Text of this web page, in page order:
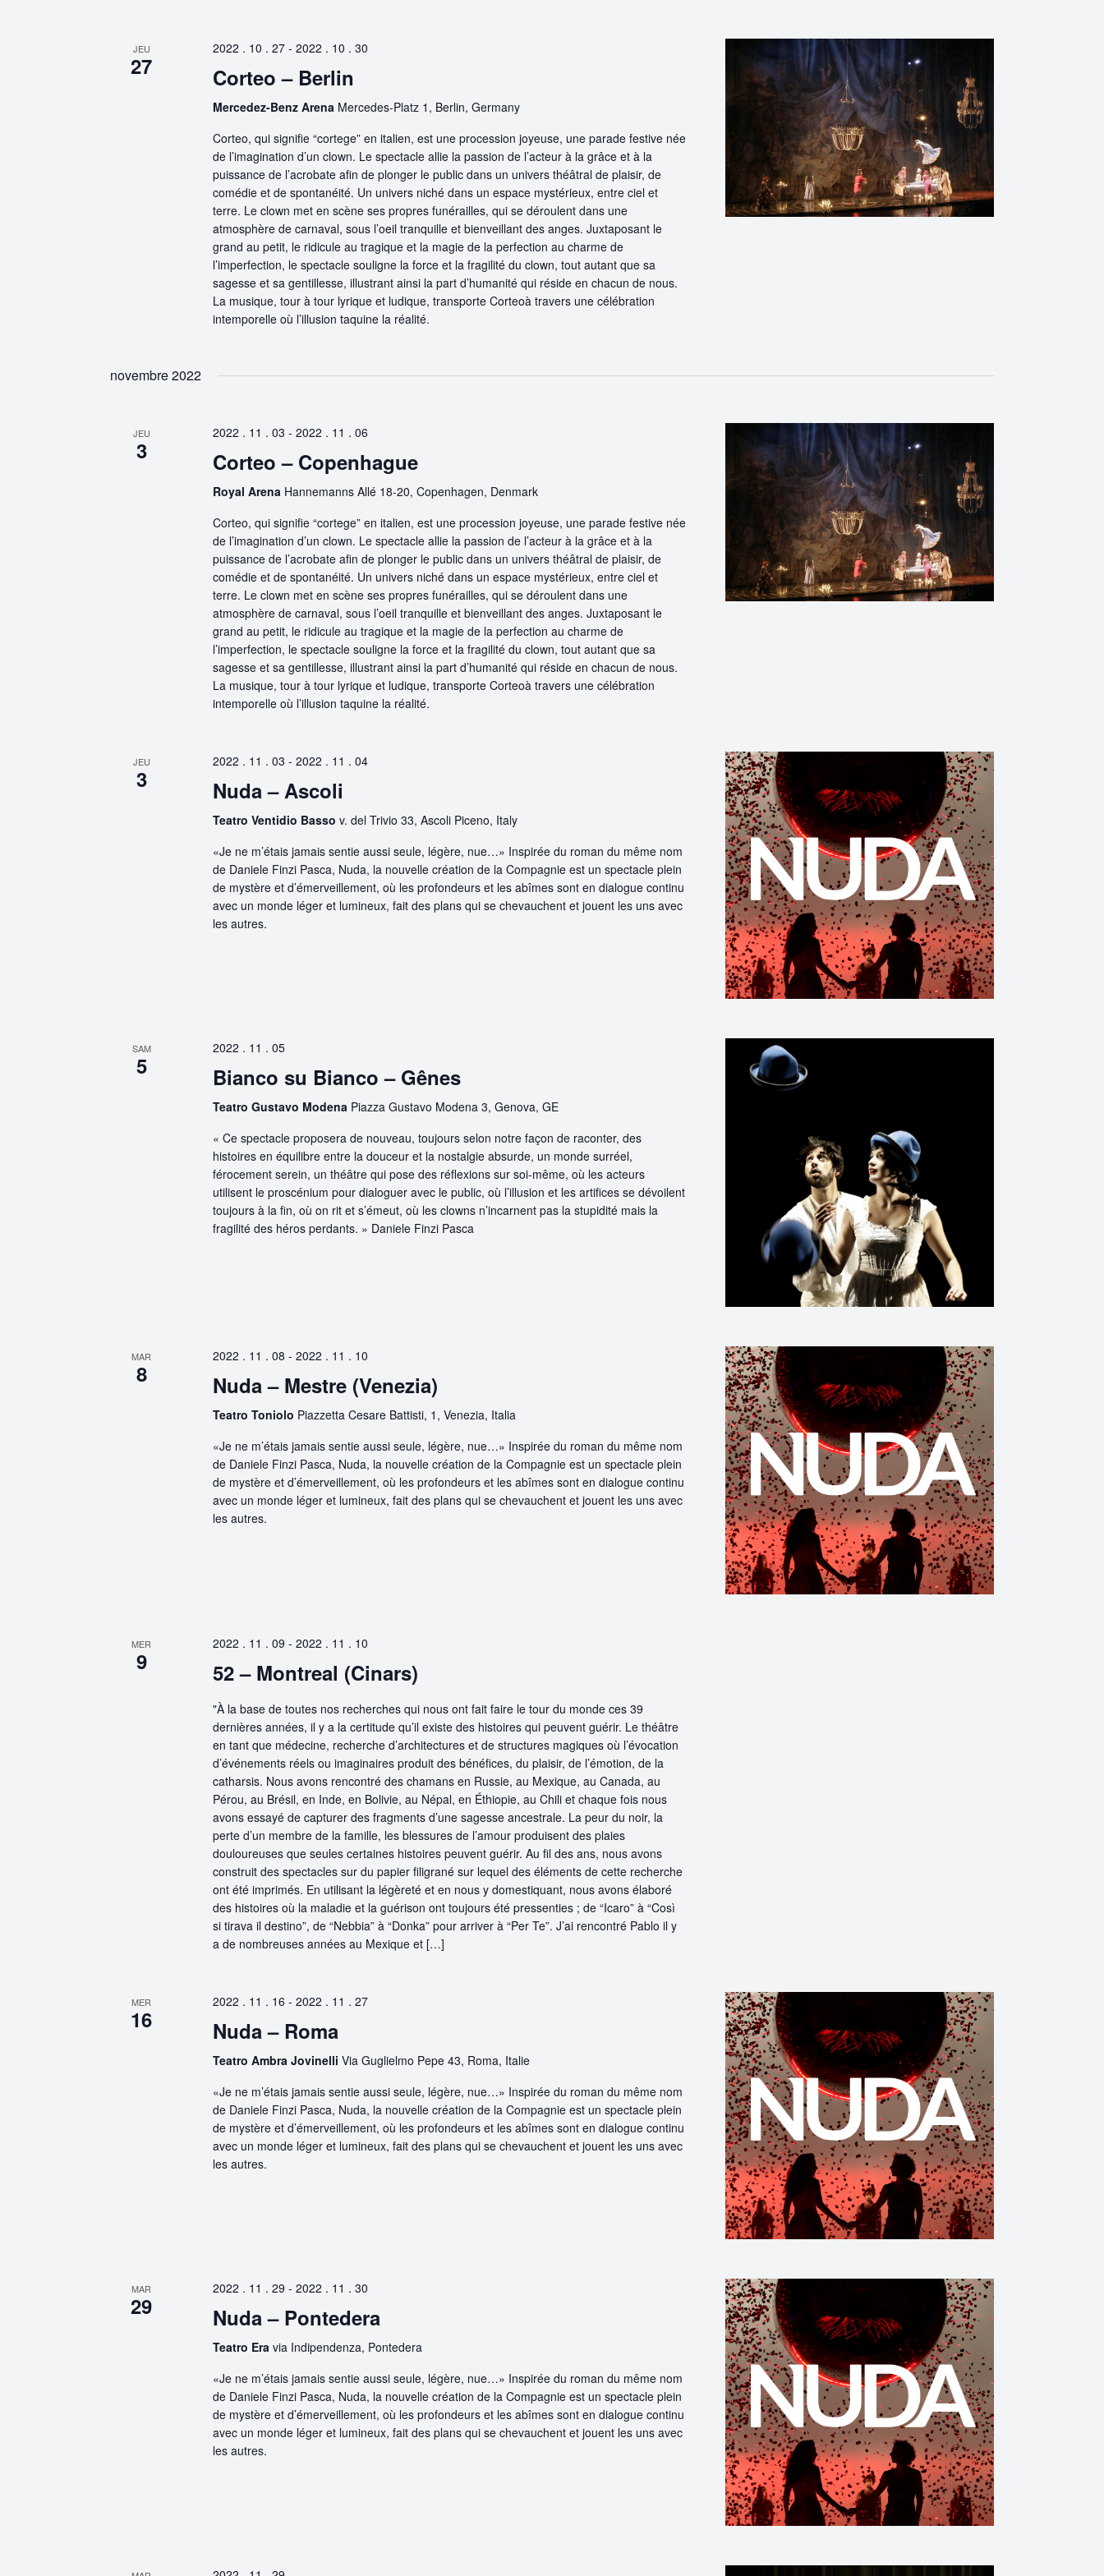
JEU
27
2022 . 10 . 27- 2022 . 10 . 30
Corteo – Berlin
Mercedez-Benz Arena Mercedes-Platz 1, Berlin, Germany
Corteo, qui signifie “cortege” en italien, est une procession joyeuse, une parade festive née
de l’imagination d’un clown. Le spectacle allie la passion de l’acteur à la grâce et à la
puissance de l’acrobate afin de plonger le public dans un univers théâtral de plaisir, de
comédie et de spontanéité. Un univers niché dans un espace mystérieux, entre ciel et
terre. Le clown met en scène ses propres funérailles, qui se déroulent dans une
atmosphère de carnaval, sous l’oeil tranquille et bienveillant des anges. Juxtaposant le
grand au petit, le ridicule au tragique et la magie de la perfection au charme de
l’imperfection, le spectacle souligne la force et la fragilité du clown, tout autant que sa
sagesse et sa gentillesse, illustrant ainsi la part d’humanité qui réside en chacun de nous.
La musique, tour à tour lyrique et ludique, transporte Corteoà travers une célébration
intemporelle où l’illusion taquine la réalité.
novembre 2022
JEU
3
2022 . 11 . 03 - 2022 . 11 . 06
Corteo – Copenhague
Royal Arena Hannemanns Allé 18-20, Copenhagen, Denmark
Corteo, qui signifie “cortege” en italien, est une procession joyeuse, une parade festive née
de l’imagination d’un clown. Le spectacle allie la passion de l’acteur à la grâce et à la
puissance de l’acrobate afin de plonger le public dans un univers théâtral de plaisir, de
comédie et de spontanéité. Un univers niché dans un espace mystérieux, entre ciel et
terre. Le clown met en scène ses propres funérailles, qui se déroulent dans une
atmosphère de carnaval, sous l’oeil tranquille et bienveillant des anges. Juxtaposant le
grand au petit, le ridicule au tragique et la magie de la perfection au charme de
l’imperfection, le spectacle souligne la force et la fragilité du clown, tout autant que sa
sagesse et sa gentillesse, illustrant ainsi la part d’humanité qui réside en chacun de nous.
La musique, tour à tour lyrique et ludique, transporte Corteoà travers une célébration
intemporelle où l’illusion taquine la réalité.
JEU
3
2022 . 11 . 03 - 2022 . 11 . 04
Nuda – Ascoli
Teatro Ventidio Basso v. del Trivio 33, Ascoli Piceno, Italy
«Je ne m’étais jamais sentie aussi seule, légère, nue…» Inspirée du roman du même nom
de Daniele Finzi Pasca, Nuda, la nouvelle création de la Compagnie est un spectacle plein
de mystère et d’émerveillement, où les profondeurs et les abîmes sont en dialogue continu
avec un monde léger et lumineux, fait des plans qui se chevauchent et jouent les uns avec
les autres.
SAM
5
2022 . 11 . 05
Bianco su Bianco – Gênes
Teatro Gustavo Modena Piazza Gustavo Modena 3, Genova, GE
« Ce spectacle proposera de nouveau, toujours selon notre façon de raconter, des
histoires en équilibre entre la douceur et la nostalgie absurde, un monde surréel,
férocement serein, un théâtre qui pose des réflexions sur soi-même, où les acteurs
utilisent le proscénium pour dialoguer avec le public, où l’illusion et les artifices se dévoilent
toujours à la fin, où on rit et s’émeut, où les clowns n’incarnent pas la stupidité mais la
fragilité des héros perdants. » Daniele Finzi Pasca
MAR
8
2022 . 11 . 08 - 2022 . 11 . 10
Nuda – Mestre (Venezia)
Teatro Toniolo Piazzetta Cesare Battisti, 1, Venezia, Italia
«Je ne m’étais jamais sentie aussi seule, légère, nue…» Inspirée du roman du même nom
de Daniele Finzi Pasca, Nuda, la nouvelle création de la Compagnie est un spectacle plein
de mystère et d’émerveillement, où les profondeurs et les abîmes sont en dialogue continu
avec un monde léger et lumineux, fait des plans qui se chevauchent et jouent les uns avec
les autres.
MER
9
2022 . 11 . 09 - 2022 . 11 . 10
52 – Montreal (Cinars)
"À la base de toutes nos recherches qui nous ont fait faire le tour du monde ces 39
dernières années, il y a la certitude qu’il existe des histoires qui peuvent guérir. Le théâtre
en tant que médecine, recherche d’architectures et de structures magiques où l’évocation
d’événements réels ou imaginaires produit des bénéfices, du plaisir, de l’émotion, de la
catharsis. Nous avons rencontré des chamans en Russie, au Mexique, au Canada, au
Pérou, au Brésil, en Inde, en Bolivie, au Népal, en Éthiopie, au Chili et chaque fois nous
avons essayé de capturer des fragments d’une sagesse ancestrale. La peur du noir, la
perte d’un membre de la famille, les blessures de l’amour produisent des plaies
douloureuses que seules certaines histoires peuvent guérir. Au fil des ans, nous avons
construit des spectacles sur du papier filigrané sur lequel des éléments de cette recherche
ont été imprimés. En utilisant la légèreté et en nous y domestiquant, nous avons élaboré
des histoires où la maladie et la guérison ont toujours été pressenties ; de “Icaro” à “Così
si tirava il destino”, de “Nebbia” à “Donka” pour arriver à “Per Te”. J’ai rencontré Pablo il y
a de nombreuses années au Mexique et […]
MER
16
2022 . 11 . 16 - 2022 . 11 . 27
Nuda – Roma
Teatro Ambra Jovinelli Via Guglielmo Pepe 43, Roma, Italie
«Je ne m’étais jamais sentie aussi seule, légère, nue…» Inspirée du roman du même nom
de Daniele Finzi Pasca, Nuda, la nouvelle création de la Compagnie est un spectacle plein
de mystère et d’émerveillement, où les profondeurs et les abîmes sont en dialogue continu
avec un monde léger et lumineux, fait des plans qui se chevauchent et jouent les uns avec
les autres.
MAR
29
2022 . 11 . 29 - 2022 . 11 . 30
Nuda – Pontedera
Teatro Era via Indipendenza, Pontedera
«Je ne m’étais jamais sentie aussi seule, légère, nue…» Inspirée du roman du même nom
de Daniele Finzi Pasca, Nuda, la nouvelle création de la Compagnie est un spectacle plein
de mystère et d’émerveillement, où les profondeurs et les abîmes sont en dialogue continu
avec un monde léger et lumineux, fait des plans qui se chevauchent et jouent les uns avec
les autres.